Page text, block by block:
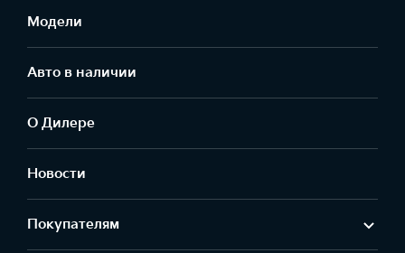
Модели
Авто в наличии
О Дилере
Новости
Покупателям